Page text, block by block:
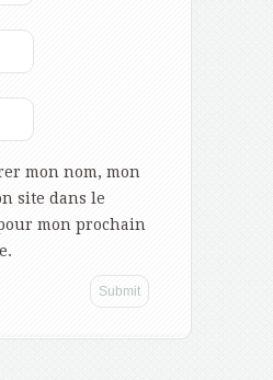
mon nom, mon
site dans le
mon prochain